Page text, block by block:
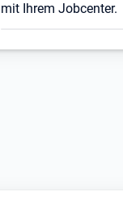
mit Ihrem Jobcenter.